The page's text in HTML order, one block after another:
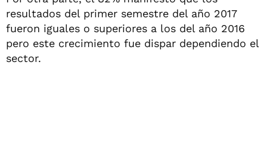
resultados del primer semestre del año 2017
fueron iguales o superiores a los del año 2016
pero este crecimiento fue dispar dependiendo el
sector.